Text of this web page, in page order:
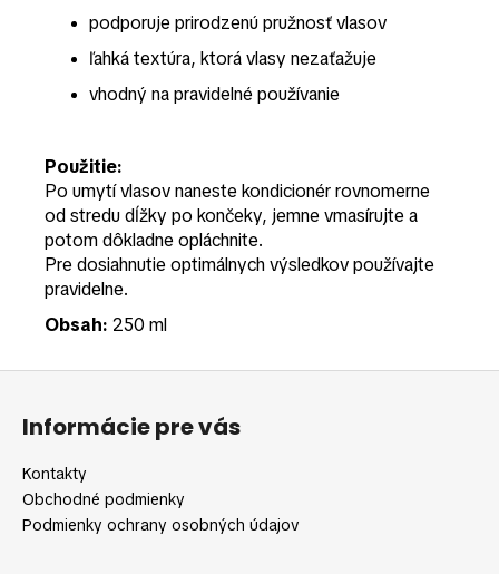
podporuje prirodzenú pružnosť vlasov
ľahká textúra, ktorá vlasy nezaťažuje
vhodný na pravidelné používanie
Použitie:
Po umytí vlasov naneste kondicionér rovnomerne
od stredu dĺžky po končeky, jemne vmasírujte a
potom dôkladne opláchnite.
Pre dosiahnutie optimálnych výsledkov používajte
pravidelne.
Obsah: 250 ml
Z
Informácie pre vás
Kontakty
Obchodné podmienky
Podmienky ochrany osobných údajov